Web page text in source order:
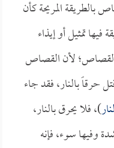
بالطريقة المريحة كأن
تمثيل أو إيذاء
القصاص؛ لأن القصاص
حرقاً بالنار، فقد جاء
)، فلا يحرق بالنار،
وفيها سوء، فإنه